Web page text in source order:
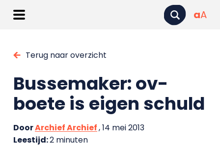
aA
Terug naar overzicht
Bussemaker: ov-
boete is eigen schuld
DoorArchief Archief, 14 mei 2013
Leestijd:2 minuten